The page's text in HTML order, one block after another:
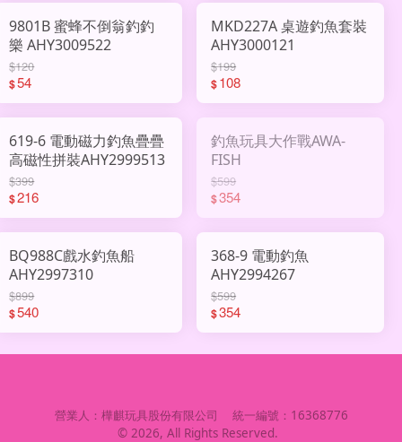
9801B 蜜蜂不倒翁釣釣
樂 AHY3009522
$120
$54
MKD227A 桌遊釣魚套裝
AHY3000121
$199
$108
619-6 電動磁力釣魚疊疊
高磁性拼裝AHY2999513
$399
$216
釣魚玩具大作戰AWA-
FISH
$599
$354
BQ988C戲水釣魚船
AHY2997310
$899
$540
368-9 電動釣魚
AHY2994267
$599
$354
營業人： 樺麒玩具股份有限公司 統一編號： 16368776
© 2026, All Rights Reserved.